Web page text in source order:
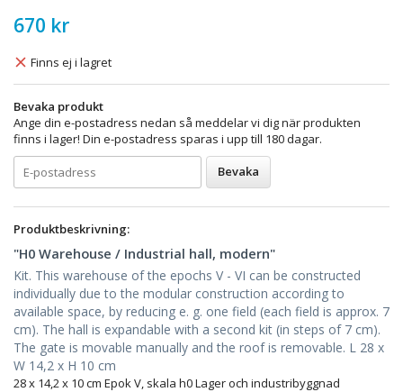
670 kr
Finns ej i lagret
Bevaka produkt
Ange din e-postadress nedan så meddelar vi dig när produkten
finns i lager! Din e-postadress sparas i upp till 180 dagar.
Bevaka
Produktbeskrivning:
"H0 Warehouse / Industrial hall, modern"
Kit. This warehouse of the epochs V - VI can be constructed
individually due to the modular construction according to
available space, by reducing e. g. one field (each field is approx. 7
cm). The hall is expandable with a second kit (in steps of 7 cm).
The gate is movable manually and the roof is removable. L 28 x
W 14,2 x H 10 cm
28 x 14,2 x 10 cm Epok V, skala h0 Lager och industribyggnad